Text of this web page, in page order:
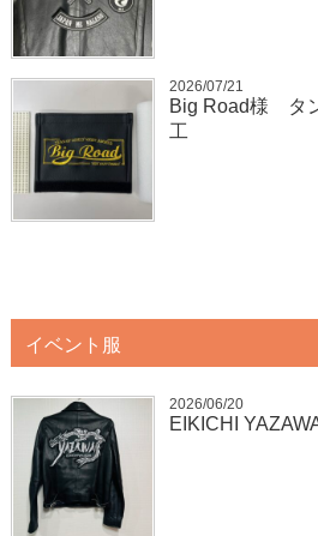
2026/07/21
Big Road様 タ
工
イベント服
2026/06/20
EIKICHI